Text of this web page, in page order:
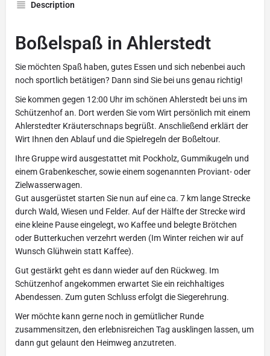
Description
Boßelspaß in Ahlerstedt
Sie möchten Spaß haben, gutes Essen und sich nebenbei auch
noch sportlich betätigen? Dann sind Sie bei uns genau richtig!
Sie kommen gegen 12:00 Uhr im schönen Ahlerstedt bei uns im
Schützenhof an. Dort werden Sie vom Wirt persönlich mit einem
Ahlerstedter Kräuterschnaps begrüßt. Anschließend erklärt der
Wirt Ihnen den Ablauf und die Spielregeln der Boßeltour.
Ihre Gruppe wird ausgestattet mit Pockholz, Gummikugeln und
einem Grabenkescher, sowie einem sogenannten Proviant- oder
Zielwasserwagen.
Gut ausgerüstet starten Sie nun auf eine ca. 7 km lange Strecke
durch Wald, Wiesen und Felder. Auf der Hälfte der Strecke wird
eine kleine Pause eingelegt, wo Kaffee und belegte Brötchen
oder Butterkuchen verzehrt werden (Im Winter reichen wir auf
Wunsch Glühwein statt Kaffee).
Gut gestärkt geht es dann wieder auf den Rückweg. Im
Schützenhof angekommen erwartet Sie ein reichhaltiges
Abendessen. Zum guten Schluss erfolgt die Siegerehrung.
Wer möchte kann gerne noch in gemütlicher Runde
zusammensitzen, den erlebnisreichen Tag ausklingen lassen, um
dann gut gelaunt den Heimweg anzutreten.